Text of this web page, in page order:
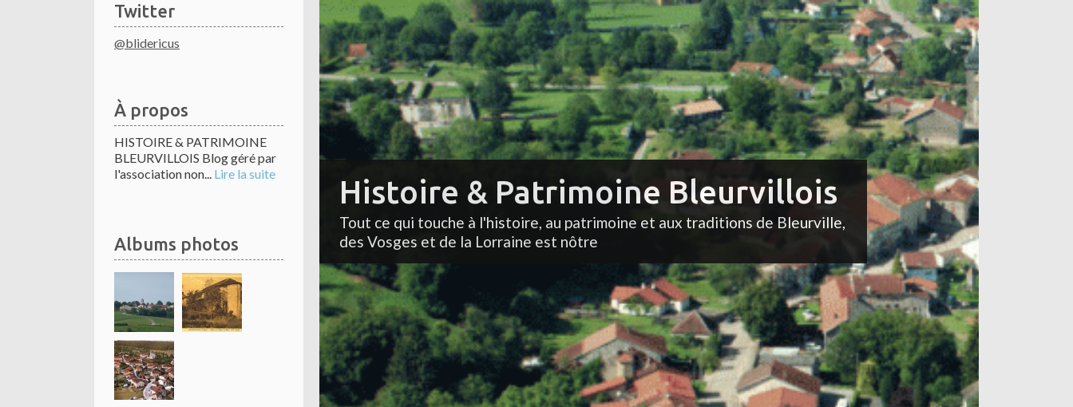
Twitter
@blidericus
À propos
HISTOIRE & PATRIMOINE
BLEURVILLOIS Blog géré par
l'association non... Lire la suite
Albums photos
Histoire & Patrimoine Bleurvillois
Tout ce qui touche à l'histoire, au patrimoine et aux traditions de Bleurville,
des Vosges et de la Lorraine est nôtre